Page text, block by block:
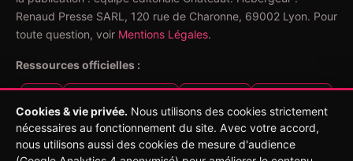
Renaud Presse SARL, 120 rue de Charonne, 69002 Lyon. Pour
toute question, voir Mentions Légales.
Ressources officielles :
Jeu Responsable :Jouer comporte des risques :
endettement, isolement, dépendance. Les paris sportifs ne
Cookies & vie privée. Nous utilisons des cookies strictement
nécessaires au fonctionnement du site. Avec votre accord,
nous utilisons aussi des cookies de mesure d'audience